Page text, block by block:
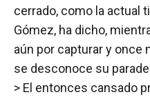
cerrado, como la actual
Gómez, ha dicho,
aún por capturar y once
se desconoce su
> El entonces cansado